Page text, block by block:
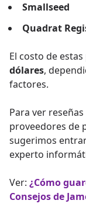
Smallseed
Quadrat
El costo de
dólares,
factores.
Para ver
proveedores de
sugerimos
experto
Ver: ¿Cómo
Consejos de